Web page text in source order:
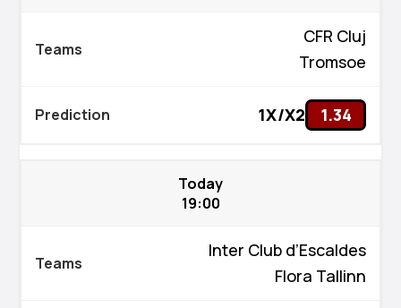
CFR Cluj
Tromsoe
1X/X2 1.34
Today
19:00
Inter Club d’Escaldes
Flora Tallinn